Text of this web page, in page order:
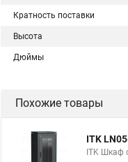
Кратность поставки
Высота
Дюймы
Похожие товары
ITK
ITK Шкаф